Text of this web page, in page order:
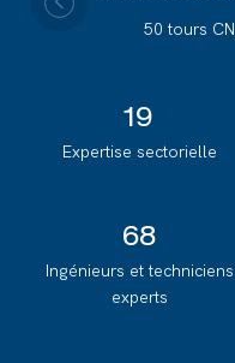
50 tours
19
Expertise sectorielle
68
Ingénieurs et techniciens
experts